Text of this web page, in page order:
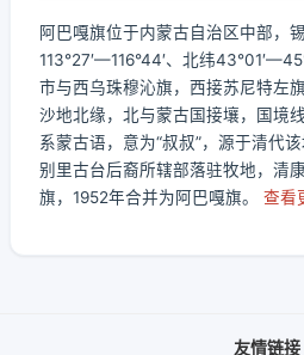
阿巴嘎旗位于内蒙古自治区中部，
113°27′—116°44′、北纬
市与西乌珠穆沁旗，西接苏尼特左
沙地北缘，北与蒙古国接壤，国境
系蒙古语，意为“叔叔”，源于清代
别里古台后裔所辖部落驻牧地，清
旗，1952年合并为阿巴嘎旗。
查看
友情链接